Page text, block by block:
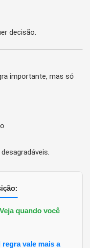
decisão.
importante, mas só
quando você
regra vale mais a